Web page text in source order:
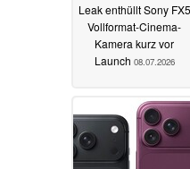
Leak enthüllt Sony FX5
Vollformat-Cinema-
Kamera kurz vor
Launch 08.07.2026